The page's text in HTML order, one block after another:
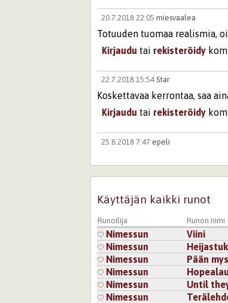
20.7.2018 22:05 miesvaalea
Totuuden tuomaa realismia,
Kirjaudu tai rekisteröidy
22.7.2018 15:54 Star
Koskettavaa kerrontaa, saa
Kirjaudu tai rekisteröidy
25.8.2018 7:47 epeli
kuitennii taetaa meleko suur
Moloskis!
Kirjaudutairekisteröidy
29.8.2018 12:24Bambi7
Upea!
Käyttäjän kaikki runot
Runoilija Runon nimi
Nimessun Viini
Nimessun
Nimessun
Pään
Nimessun
Nimessun
Until
Nimessun